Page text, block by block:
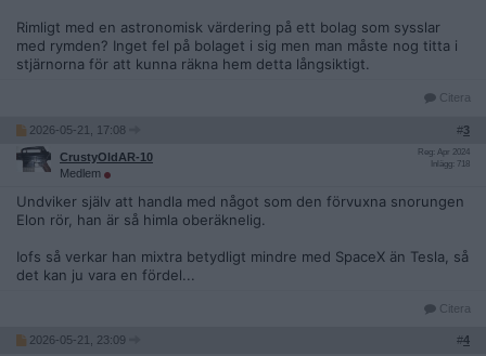
Rimligt med en astronomisk värdering på ett bolag som sysslar
med rymden? Inget fel på bolaget i sig men man måste nog titta i
stjärnorna för att kunna räkna hem detta långsiktigt.
Citera
2026-05-21, 17:08 #3
CrustyOldAR-10
Medlem
Reg: Apr 2024
Inlägg: 718
Undviker själv att handla med något som den förvuxna snorungen
Elon rör, han är så himla oberäknelig.
Iofs så verkar han mixtra betydligt mindre med SpaceX än Tesla, så
det kan ju vara en fördel...
Citera
2026-05-21, 23:09 #4